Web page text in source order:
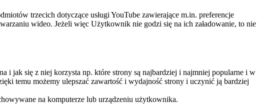
trzecich dotyczące usługi YouTube zawierające m.in. preferencje
wideo. Jeżeli więc Użytkownik nie godzi się na ich załadowanie, to nie
i jak się z niej korzysta np. które strony są najbardziej i najmniej popularne i w
temu możemy ulepszać zawartość i wydajność strony i uczynić ją bardziej
na komputerze lub urządzeniu użytkownika.